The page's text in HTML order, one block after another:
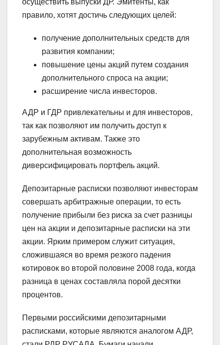
правило, хотят достичь следующих целей:
получение дополнительных средств для
развития компании;
повышение цены акций путем создания
дополнительного спроса на акции;
расширение числа инвесторов.
АДР и ГДР привлекательны и для инвесторов,
так как позволяют им получить доступ к
зарубежным активам. Также это
дополнительная возможность
диверсифицировать портфель акций.
Депозитарные расписки позволяют инвесторам
совершать арбитражные операции, то есть
получение прибыли без риска за счет разницы
цен на акции и депозитарные расписки на эти
акции. Ярким примером служит ситуация,
сложившаяся во время резкого падения
котировок во второй половине 2008 года, когда
разница в ценах составляла порой десятки
процентов.
Первыми российскими депозитарными
расписками, которые являются аналогом АДР,